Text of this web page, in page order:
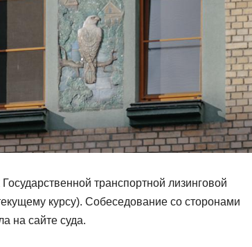
транспортной лизинговой
курсу). Собеседование со сторонами
на сайте суда.